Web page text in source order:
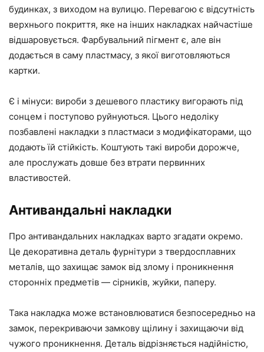
будинках, з виходом на вулицю. Перевагою є відсутність
верхнього покриття, яке на інших накладках найчастіше
відшаровується. Фарбувальний пігмент є, але він
додається в саму пластмасу, з якої виготовляються
картки.
Є і мінуси: вироби з дешевого пластику вигорають під
сонцем і поступово руйнуються. Цього недоліку
позбавлені накладки з пластмаси з модифікаторами, що
додають їй стійкість. Коштують такі вироби дорожче,
але прослужать довше без втрати первинних
властивостей.
Антивандальні накладки
Про антивандальних накладках варто згадати окремо.
Це декоративна деталь фурнітури з твердосплавних
металів, що захищає замок від злому і проникнення
сторонніх предметів — сірників, жуйки, паперу.
Така накладка може встановлюватися безпосередньо на
замок, перекриваючи замкову щілину і захищаючи від
чужого проникнення. Деталь відрізняється надійністю,